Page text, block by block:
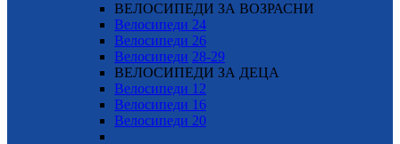
ВЕЛОСИПЕДИ ЗА ВОЗРАСНИ
Велосипеди 24
Велосипеди 26
Велосипеди 28-29
ВЕЛОСИПЕДИ ЗА ДЕЦА
Велосипеди 12
Велосипеди 16
Велосипеди 20